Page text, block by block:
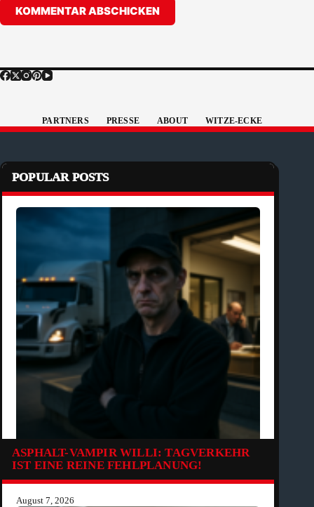
KOMMENTAR ABSCHICKEN
PARTNERS PRESSE ABOUT WITZE-ECKE
POPULAR POSTS
ASPHALT-VAMPIR WILLI: TAGVERKEHR
IST EINE REINE FEHLPLANUNG!
August 7, 2026